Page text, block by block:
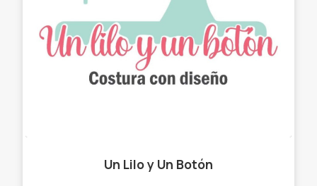
Un Lilo y Un Botón